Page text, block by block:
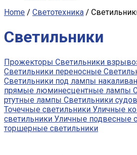
Home / Светотехника /
Светильники
Прожекторы Светильники
Светильники переносные
Светильники под лампы
прямые люминесцентные лампы
ртутные лампы Светильники
Точечные светильники Уличные
светильники Уличные подвесные
торшерные светильники